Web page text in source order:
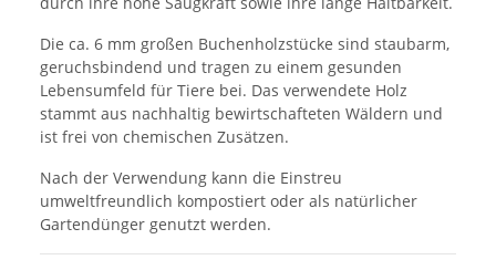
Die ca. 6 mm großen Buchenholzstücke sind staubarm,
geruchsbindend und tragen zu einem gesunden
Lebensumfeld für Tiere bei. Das verwendete Holz
stammt aus nachhaltig bewirtschafteten Wäldern und
ist frei von chemischen Zusätzen.
Nach der Verwendung kann die Einstreu
umweltfreundlich kompostiert oder als natürlicher
Gartendünger genutzt werden.